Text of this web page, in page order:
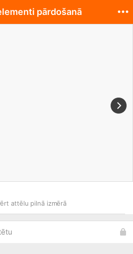
attēlu pilnā izmērā
pārdošanā